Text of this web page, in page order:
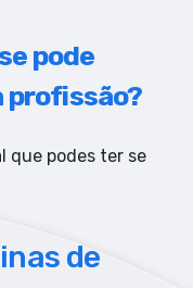
pode
profissão?
que podes ter se
de